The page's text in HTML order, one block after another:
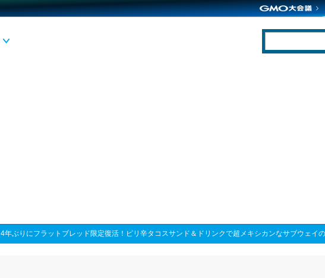
4年ぶりにフラットブレッド限定復活！ピリ辛タコスサンド＆ドリンクで超メキシカンなサブウェイ